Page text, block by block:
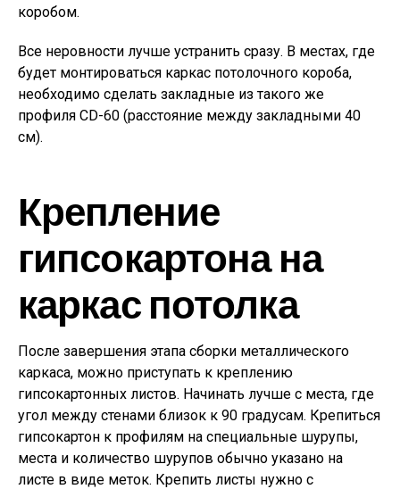
коробом.
Все неровности лучше устранить сразу. В местах, где
будет монтироваться каркас потолочного короба,
необходимо сделать закладные из такого же
профиля CD-60 (расстояние между закладными 40
см).
Крепление
гипсокартона на
каркас потолка
После завершения этапа сборки металлического
каркаса, можно приступать к креплению
гипсокартонных листов. Начинать лучше с места, где
угол между стенами близок к 90 градусам. Крепиться
гипсокартон к профилям на специальные шурупы,
места и количество шурупов обычно указано на
листе в виде меток. Крепить листы нужно с